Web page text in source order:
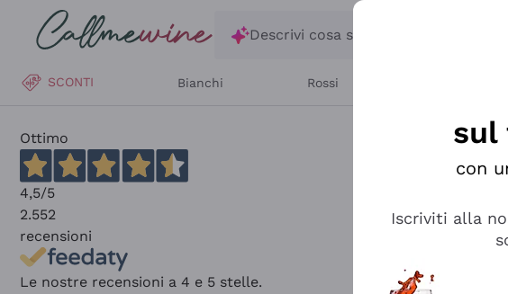
Salta al contenuto principale
Descrivi cosa stai cercando
SCONTI Bianchi Rossi
Ottimo
4,5/5
2.552
recensioni
Le nostre recensioni a 4 e 5 stelle.
sul
con
Iscriviti alla